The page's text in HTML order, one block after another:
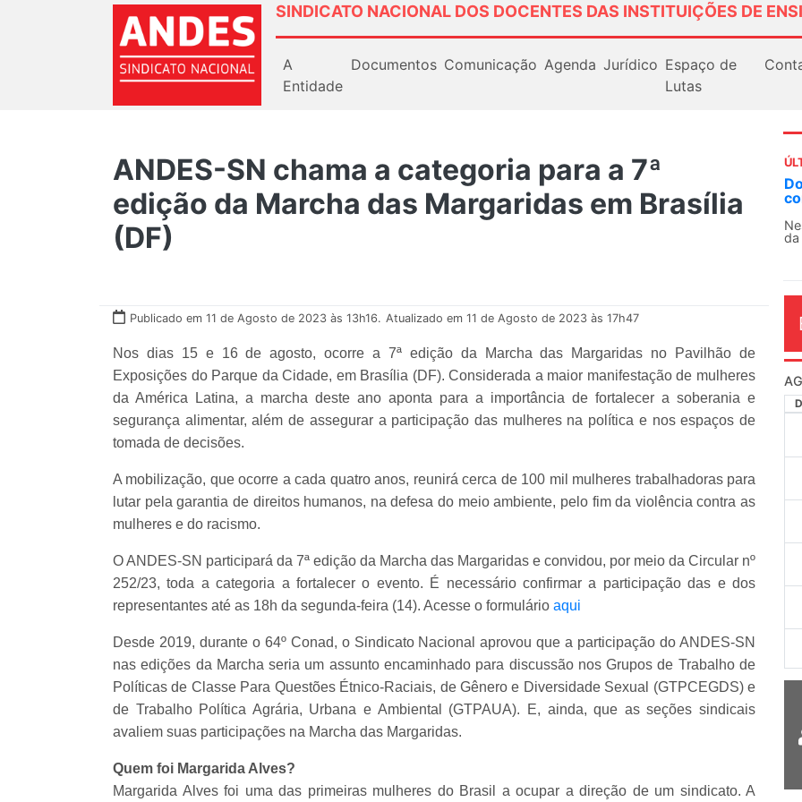
SINDICATO NACIONAL DOS DOCENTES DAS INSTITUIÇÕES DE
A
Entidade
Documentos Comunicação Agenda Jurídico Espaço de
Lutas
ANDES-SN chama a categoria para a 7ª
edição da Marcha das Margaridas em Brasília
(DF)
Publicado em 11 de Agosto de 2023 às 13h16. Atualizado em 11 de Agosto de 2023 às 17h47
Nos dias 15 e 16 de agosto, ocorre a 7ª edição da Marcha das Margaridas no Pavilhão de
Exposições do Parque da Cidade, em Brasília (DF). Considerada a maior manifestação de mulheres
da América Latina, a marcha deste ano aponta para a importância de fortalecer a soberania e
segurança alimentar, além de assegurar a participação das mulheres na política e nos espaços de
tomada de decisões.
A mobilização, que ocorre a cada quatro anos, reunirá cerca de 100 mil mulheres trabalhadoras para
lutar pela garantia de direitos humanos, na defesa do meio ambiente, pelo fim da violência contra as
mulheres e do racismo.
O ANDES-SN participará da 7ª edição da Marcha das Margaridas e convidou, por meio da Circular nº
252/23, toda a categoria a fortalecer o evento. É necessário confirmar a participação das e dos
representantes até as 18h da segunda-feira (14). Acesse o formulário aqui
Desde 2019, durante o 64º Conad, o Sindicato Nacional aprovou que a participação do ANDES-SN
nas edições da Marcha seria um assunto encaminhado para discussão nos Grupos de Trabalho de
Políticas de Classe Para Questões Étnico-Raciais, de Gênero e Diversidade Sexual (GTPCEGDS) e
de Trabalho Política Agrária, Urbana e Ambiental (GTPAUA). E, ainda, que as seções sindicais
avaliem suas participações na Marcha das Margaridas.
Quem foi Margarida Alves?
Margarida Alves foi uma das primeiras mulheres do Brasil a ocupar a direção de um sindicato. A
Docentes paralisam novamente as atividades
contra as políticas de Milei na Argentina
Nessa segunda-feira (3), sindicatos de docentes
O